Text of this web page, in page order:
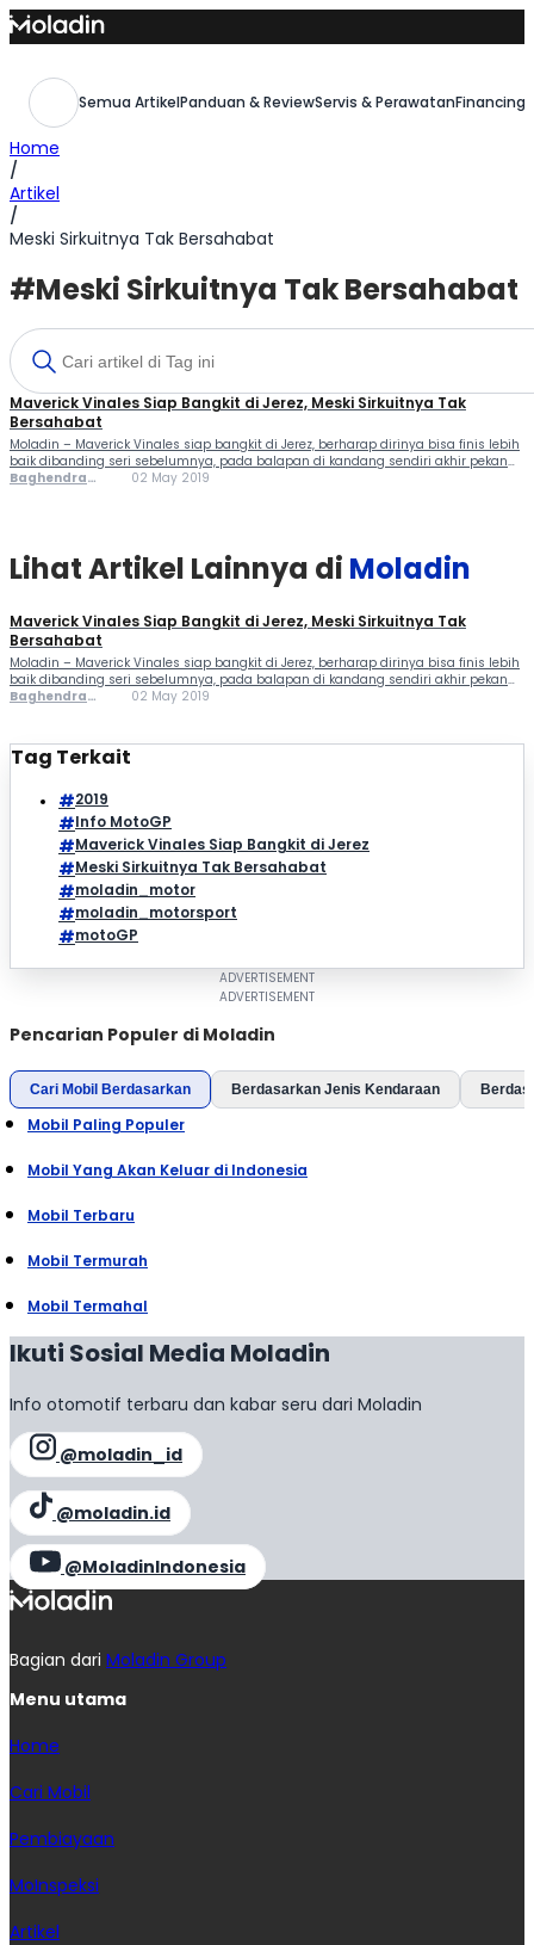
Skip
to
Semua ArtikelPanduan & ReviewServis & Perawatan
Home
/
Artikel
/
Meski Sirkuitnya Tak Bersahabat
#Meski Sirkuitnya Tak Bersahabat
Maverick Vinales Siap Bangkit di Jerez, Meski Sirkuitnya Tak
Bersahabat
Moladin – Maverick Vinales siap bangkit di Jerez, berharap dirinya bisa finis lebih
baik dibanding seri sebelumnya, pada balapan di kandang sendiri akhir pekan
ini Vinales ingin berikan yang terbaik di depan para fansnya. Meskipun sirkuitnya
Baghendra
02 May 2019
Lihat Artikel Lainnya di Moladin
Maverick Vinales Siap Bangkit di Jerez, Meski Sirkuitnya Tak
Bersahabat
Moladin – Maverick Vinales siap bangkit di Jerez, berharap dirinya bisa finis lebih
baik dibanding seri sebelumnya, pada balapan di kandang sendiri akhir pekan
ini Vinales ingin berikan yang terbaik di depan para fansnya. Meskipun sirkuitnya
Baghendra
02 May 2019
Tag Terkait
2019
Info MotoGP
Maverick Vinales Siap Bangkit di Jerez
Meski Sirkuitnya Tak Bersahabat
moladin_motor
moladin_motorsport
motoGP
Pencarian Populer di Moladin
Cari Mobil Berdasarkan Berdasarkan Jenis Kendaraan
Mobil Paling Populer
Mobil Yang Akan Keluar di Indonesia
Mobil Terbaru
Mobil Termurah
Mobil Termahal
Ikuti Sosial Media Moladin
Info otomotif terbaru dan kabar seru dari Moladin
@moladin_id
@moladin.id
@MoladinIndonesia
Bagian dari Moladin Group
Menu utama
Home
Cari Mobil
Pembiayaan
MoInspeksi
Artikel